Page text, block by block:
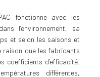
fonctionne avec les
l’environnement, sa
et selon les saisons et
raison que les fabricants
coefficients d’efficacité.
différentes,